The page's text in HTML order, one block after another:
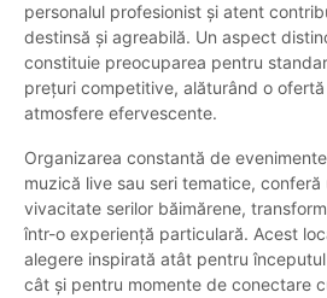
personalul profesionist și atent
destinsă și agreabilă. Un aspect
constituie preocuparea pentru
prețuri competitive, alăturând o
atmosfere efervescente.
Organizarea constantă de
muzică live sau seri tematice, conferă
vivacitate serilor băimărene,
într-o experiență particulară. Acest
alegere inspirată atât pentru
cât și pentru momente de conectare